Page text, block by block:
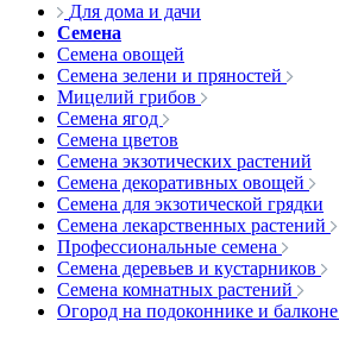
Для дома и дачи
Семена
Семена овощей
Семена зелени и пряностей
Мицелий грибов
Семена ягод
Семена цветов
Семена экзотических растений
Семена декоративных овощей
Семена для экзотической грядки
Семена лекарственных растений
Профессиональные семена
Семена деревьев и кустарников
Семена комнатных растений
Огород на подоконнике и балконе